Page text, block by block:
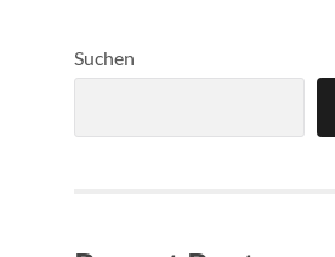
Suchen